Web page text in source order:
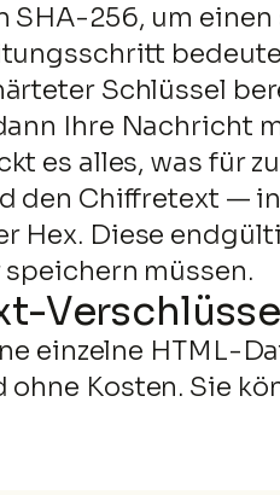
SHA-256, um
Schlüssel
Ihre Nachricht
es alles, was für
den Chiffretext —
Hex. Diese
müssen.
einzelne HTML-
ohne Kosten. Sie